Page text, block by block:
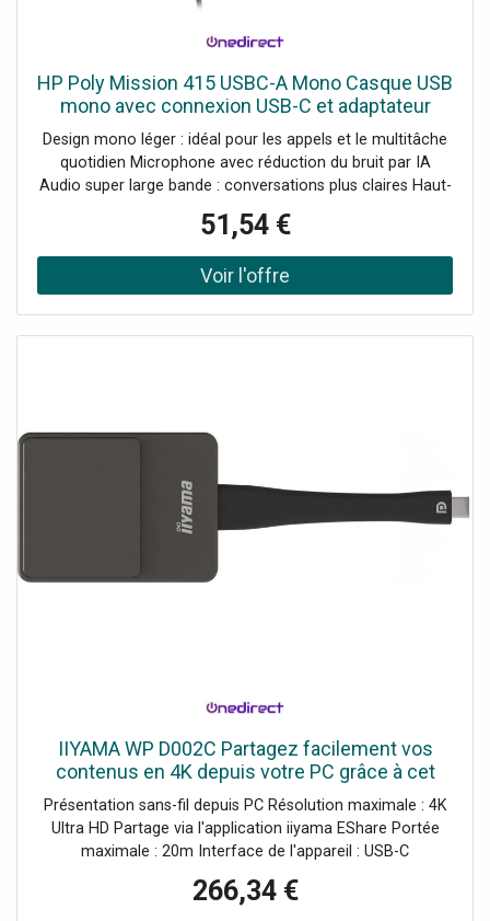
HP Poly Mission 415 USBC-A Mono Casque USB
mono avec connexion USB-C et adaptateur
USB-A, microphone à réduction de bruit et audio
super large bande
Design mono léger : idéal pour les appels et le multitâche
quotidien Microphone avec réduction du bruit par IA
Audio super large bande : conversations plus claires Haut-
parleur de 32 mm : meilleure clarté et expérience d'écoute
Connecteur USB-C avec adaptateur USB-A inclus
Coussinet en similicuir avec rembourrage en mousse à
mémoire de forme Conception durable : fabriqué avec au
moins 25 % de plastique recyclé post-consommation
51,54 €
IIYAMA WP D002C Partagez facilement vos
contenus en 4K depuis votre PC grâce à cet
adaptateur USB-C / USB-A !
Présentation sans-fil depuis PC Résolution maximale : 4K
Ultra HD Partage via l'application iiyama EShare Portée
maximale : 20m Interface de l'appareil : USB-C
266,34 €